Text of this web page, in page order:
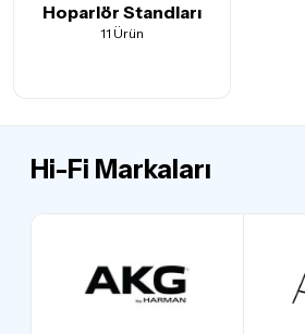
Hoparlör Standları
11 Ürün
Hi-Fi Markaları